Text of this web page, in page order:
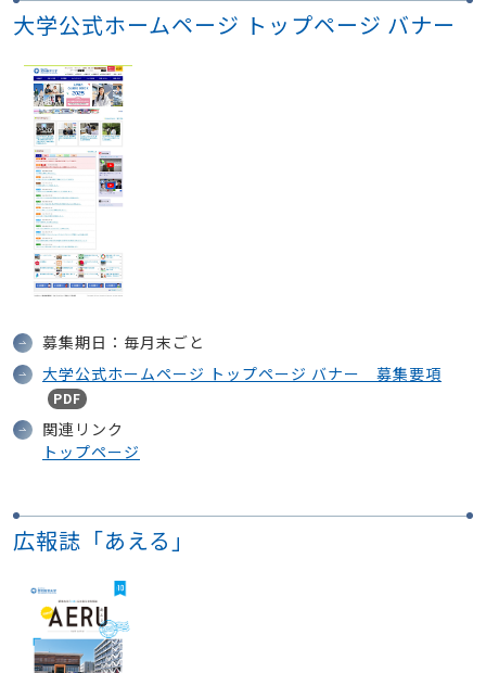
大学公式ホームページ トップページ バナー
募集期日：毎月末ごと
大学公式ホームページ トップページ バナー 募集要項
PDF
関連リンク
トップページ
広報誌「あえる」